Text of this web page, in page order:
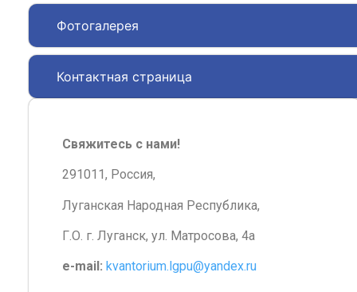
Фотогалерея
Контактная страница
Свяжитесь с нами!
291011, Россия,
Луганская Народная Республика,
Г.О. г. Луганск, ул. Матросова, 4а
e-mail: kvantorium.lgpu@yandex.ru